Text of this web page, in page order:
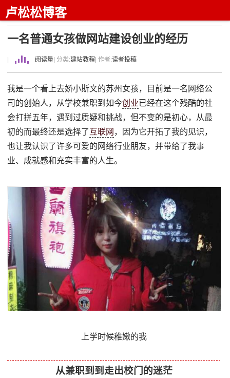
卢松松博客
一名普通女孩做网站建设创业的经历
阅读量 | 分类:建站教程 | 作者:读者投稿
我是一个看上去娇小斯文的苏州女孩，目前是一名网络公
司的创始人，从学校兼职到如今创业已经在这个残酷的社
会打拼五年，遇到过质疑和挑战，但不变的是初心，从最
初的而最终还是选择了互联网 ，因为它开拓了我的见识，
也让我认识了许多可爱的网络行业朋友，并带给了我事
业、成就感和充实丰富的人生。
上学时候稚嫩的我
从兼职到到走出校门的迷茫